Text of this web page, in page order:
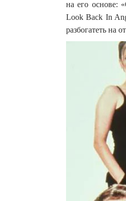
на его основе:
Look Back In
разбогатеть на